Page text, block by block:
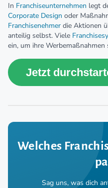
In Franchiseunternehmen legt
Corporate Design oder
Franchisenehmer die Aktionen
anteilig selbst. Viele
ein, um ihre
Jetzt
Welches
Sag uns, was dich